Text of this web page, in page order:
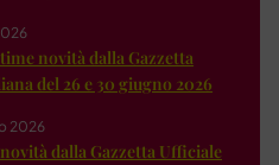
novità dalla Gazzetta
del 26 e 30 giugno 2026
2026
dalla Gazzetta Ufficiale